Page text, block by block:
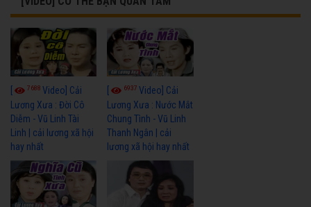
7688 Video] Cải
Lương Xưa : Đời Cô
Diễm - Vũ Linh Tài
Linh | cải lương xã hội
hay nhất
6937Video] Cải
Lương Xưa : Nước Mắt
Chung Tình - Vũ Linh
Thanh Ngân | cải
lương xã hội hay nhất